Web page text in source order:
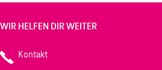
WIR HELFEN DIR WEITER
Kontakt